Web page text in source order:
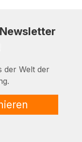
der Welt der